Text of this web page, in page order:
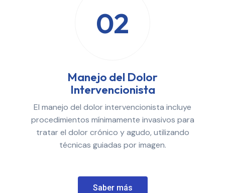
02
Manejo del Dolor
Intervencionista
El manejo del dolor intervencionista incluye
procedimientos mínimamente invasivos para
tratar el dolor crónico y agudo, utilizando
técnicas guiadas por imagen.
Saber más